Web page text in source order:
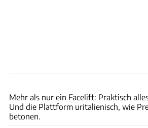
Mehr als nur ein Facelift: Praktisch
Und die Plattform uritalienisch, wie
betonen.